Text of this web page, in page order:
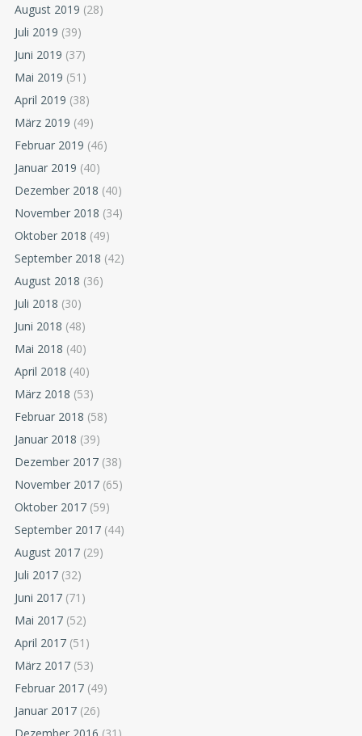
August 2019 (28)
Juli 2019 (39)
Juni 2019 (37)
Mai 2019 (51)
April 2019 (38)
März 2019 (49)
Februar 2019 (46)
Januar 2019 (40)
Dezember 2018 (40)
November 2018 (34)
Oktober 2018 (49)
September 2018 (42)
August 2018 (36)
Juli 2018 (30)
Juni 2018 (48)
Mai 2018 (40)
April 2018 (40)
März 2018 (53)
Februar 2018 (58)
Januar 2018 (39)
Dezember 2017 (38)
November 2017 (65)
Oktober 2017 (59)
September 2017 (44)
August 2017 (29)
Juli 2017 (32)
Juni 2017 (71)
Mai 2017 (52)
April 2017 (51)
März 2017 (53)
Februar 2017 (49)
Januar 2017 (26)
Dezember 2016 (31)